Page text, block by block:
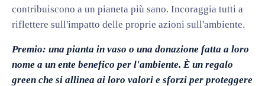
contribuiscono a un pianeta più sano. Incoraggia tutti a
riflettere sull'impatto delle proprie azioni sull'ambiente.
Premio: una pianta in vaso o una donazione fatta a loro
nome a un ente benefico per l'ambiente. È un regalo
green che si allinea ai loro valori e sforzi per proteggere